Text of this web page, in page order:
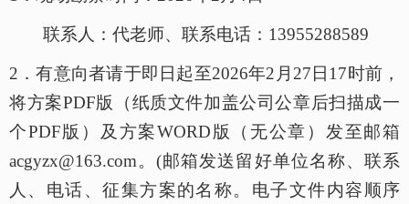
联系人：代老师、联系电话： 13955288589
2．有意向者请于即日起至2026年2 月 27 日 17时前，
将方案PDF版（纸质文件加盖公司公章后扫描成一
个PDF版）及方案WORD版（无公章）发至邮箱
acgyzx@163.com。(邮箱发送留好单位名称、联系
人、电话、征集方案的名称。电子文件内容顺序